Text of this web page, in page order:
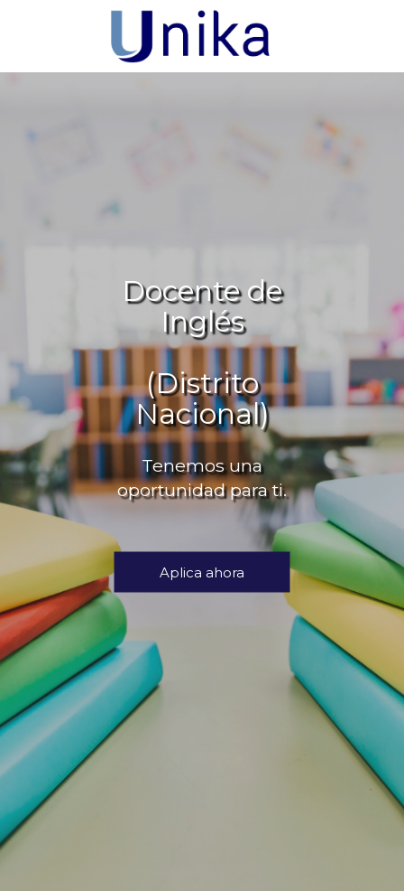
Docente de
Inglés
(Distrito
Nacional)
Tenemos una
oportunidad para ti.
Aplica ahora